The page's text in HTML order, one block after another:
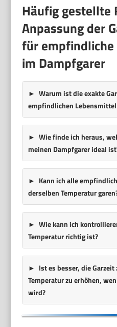
Häufig gestellte
Anpassung der
für
im Dampfgarer
Warum ist die exakte
empfindlichen
Wie finde ich heraus,
meinen Dampfgarer ideal
Kann ich alle
derselben Temperatur
Wie kann ich
Temperatur richtig ist?
Ist es besser, die
Temperatur zu erhöhen,
wird?